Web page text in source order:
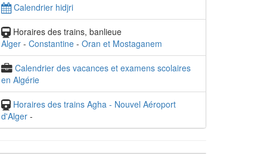
Calendrier hidjri
Horaires des trains, banlieue
Alger - Constantine - Oran et Mostaganem
Calendrier des vacances et examens scolaires
en Algérie
Horaires des trains Agha - Nouvel Aéroport
d'Alger -